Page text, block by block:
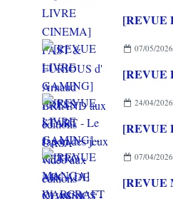
07/05/2026
24/04/2026
07/04/2026